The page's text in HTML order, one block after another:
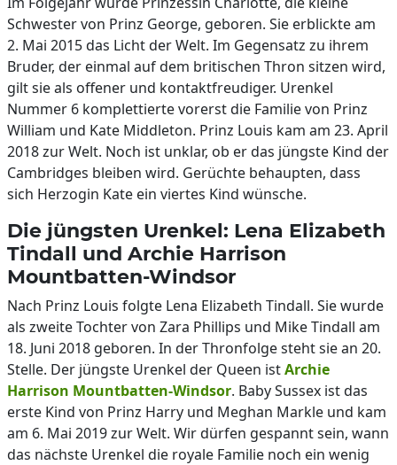
Schwester von Prinz George, geboren. Sie erblickte am
2. Mai 2015 das Licht der Welt. Im Gegensatz zu ihrem
Bruder, der einmal auf dem britischen Thron sitzen wird,
gilt sie als offener und kontaktfreudiger. Urenkel
Nummer 6 komplettierte vorerst die Familie von Prinz
William und Kate Middleton. Prinz Louis kam am 23. April
2018 zur Welt. Noch ist unklar, ob er das jüngste Kind der
Cambridges bleiben wird. Gerüchte behaupten, dass
sich Herzogin Kate ein viertes Kind wünsche.
Die jüngsten Urenkel: Lena Elizabeth
Tindall und Archie Harrison
Mountbatten-Windsor
Nach Prinz Louis folgte Lena Elizabeth Tindall. Sie wurde
als zweite Tochter von Zara Phillips und Mike Tindall am
18. Juni 2018 geboren. In der Thronfolge steht sie an 20.
Stelle. Der jüngste Urenkel der Queen istArchie
Harrison Mountbatten-Windsor. Baby Sussex ist das
erste Kind von Prinz Harry und Meghan Markle und kam
am 6. Mai 2019 zur Welt. Wir dürfen gespannt sein, wann
das nächste Urenkel die royale Familie noch ein wenig